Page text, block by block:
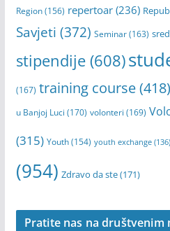
Region(156) repertoar(236)
Savjeti (372) Seminar(163)
stipendije(608)
(167) training course(418)
u Banjoj Luci (170) volonteri (169)
(315) Youth(154) youth exchange(136)
(954) Zdravo da ste(171)
Pratite nas na društvenim